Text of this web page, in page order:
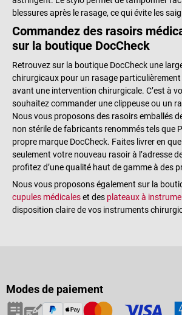
blessures après le rasage, ce qui évite les
Commandez des rasoirs
sur la boutique DocCheck
Retrouvez sur la boutique DocCheck une
chirurgicaux pour un rasage
avant une intervention chirurgicale. C’est à
souhaitez commander une clippeuse ou un
Nous vous proposons des rasoirs emballés
non stérile de fabricants renommés tels que
propre marque DocCheck. Faites livrer en
seulement votre nouveau rasoir à l’adresse
profitez d’une qualité haut de gamme à des
Nous vous proposons également sur la
cupules médicaleset des plateaux à
disposition claire de vos instruments
Modes de paiement